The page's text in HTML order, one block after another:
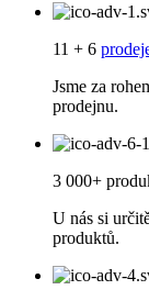
11 + 6
Jsme za
prodejnu.
3 000+
U nás si
produktů.